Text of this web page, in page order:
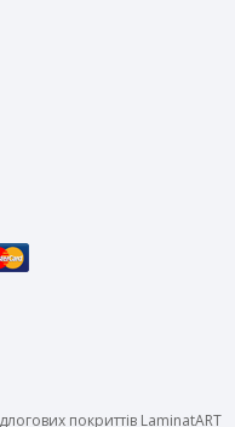
покриттів LaminatART